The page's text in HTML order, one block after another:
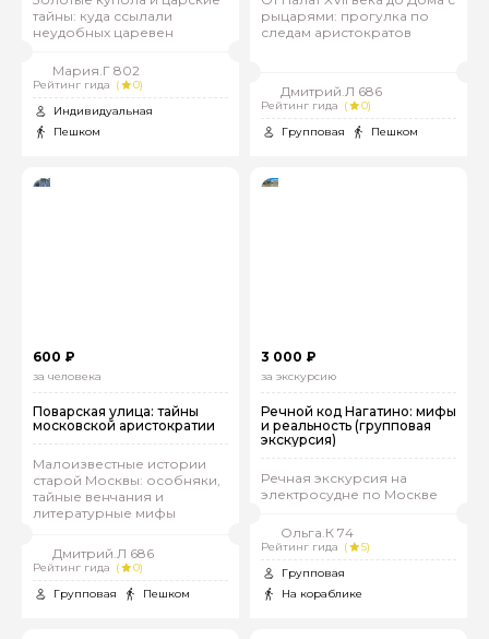
тайны: куда ссылали
неудобных царевен
Мария.Г 802
Рейтинг гида (
0)
Индивидуальная
Пешком
рыцарями: прогулка по
следам аристократов
Дмитрий.Л 686
Рейтинг гида (
0)
Групповая
Пешком
600 ₽
за человека
Поварская улица: тайны
московской аристократии
Малоизвестные истории
старой Москвы: особняки,
тайные венчания и
литературные мифы
Дмитрий.Л 686
Рейтинг гида (
0)
Групповая
Пешком
3 000 ₽
за экскурсию
Речной код Нагатино: мифы
и реальность (групповая
экскурсия)
Речная экскурсия на
электросудне по Москве
Ольга.К 74
Рейтинг гида (
5)
Групповая
На кораблике